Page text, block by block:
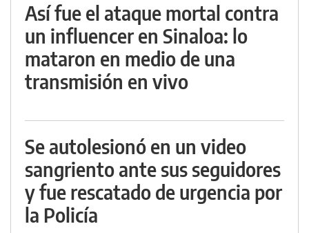
Así fue el ataque mortal contra
un influencer en Sinaloa: lo
mataron en medio de una
transmisión en vivo
Se autolesionó en un video
sangriento ante sus seguidores
y fue rescatado de urgencia por
la Policía